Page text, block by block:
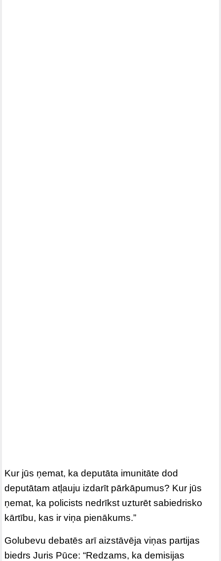
Kur jūs ņemat, ka deputāta imunitāte dod
deputātam atļauju izdarīt pārkāpumus? Kur jūs
ņemat, ka policists nedrīkst uzturēt sabiedrisko
kārtību, kas ir viņa pienākums.”
Golubevu debatēs arī aizstāvēja viņas partijas
biedrs Juris Pūce: “Redzams, ka demisijas